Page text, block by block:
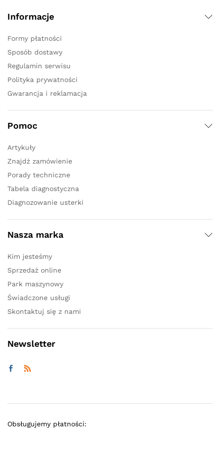
Informacje
Formy płatności
Sposób dostawy
Regulamin serwisu
Polityka prywatności
Gwarancja i reklamacja
Pomoc
Artykuły
Znajdź zamówienie
Porady techniczne
Tabela diagnostyczna
Diagnozowanie usterki
Nasza marka
Kim jesteśmy
Sprzedaż online
Park maszynowy
Świadczone usługi
Skontaktuj się z nami
Newsletter
Obsługujemy płatności: